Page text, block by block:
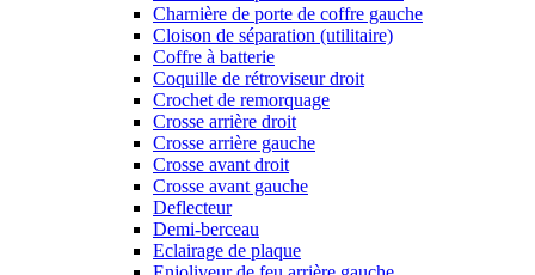
Charnière de porte de coffre gauche
Cloison de séparation (utilitaire)
Coffre à batterie
Coquille de rétroviseur droit
Crochet de remorquage
Crosse arrière droit
Crosse arrière gauche
Crosse avant droit
Crosse avant gauche
Deflecteur
Demi-berceau
Eclairage de plaque